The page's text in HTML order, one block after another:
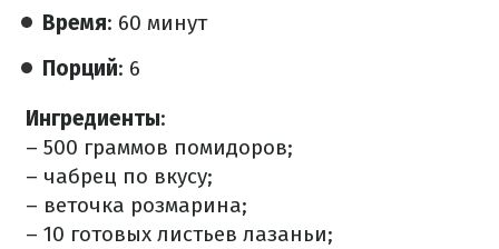
Время: 60 минут
Порций: 6
Ингредиенты:
– 500 граммов помидоров;
– чабрец по вкусу;
– веточка розмарина;
– 10 готовых листьев лазаньи;